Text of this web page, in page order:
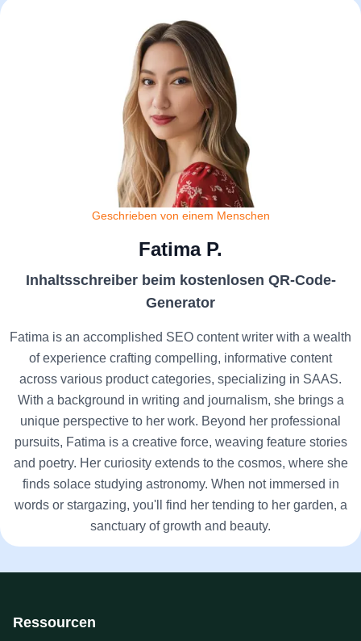
Geschrieben von einem Menschen
Fatima P.
Inhaltsschreiber beim kostenlosen QR-Code-
Generator
Fatima is an accomplished SEO content writer with a wealth
of experience crafting compelling, informative content
across various product categories, specializing in SAAS.
With a background in writing and journalism, she brings a
unique perspective to her work. Beyond her professional
pursuits, Fatima is a creative force, weaving feature stories
and poetry. Her curiosity extends to the cosmos, where she
finds solace studying astronomy. When not immersed in
words or stargazing, you'll find her tending to her garden, a
sanctuary of growth and beauty.
Ressourcen